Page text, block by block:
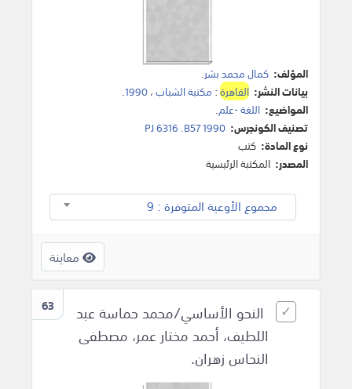
المؤلف: كمال محمد بشر.
بيانات النشر: القاهرة: مكتبة الشباب،1990
.
المواضيع: اللغة -علم.
تصنيف الكونجرس: PJ 6316 .B57 1990
نوع المادة: كتب
المصدر: المكتبة الرئيسية
مجموع الأوعية المتوفرة : 9
معاينة
63
النحو الأساسي/محمد حماسة عبد
اللطيف، أحمد مختار عمر، مصطفى
النحاس زهران.